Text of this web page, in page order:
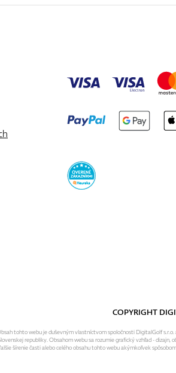
COPYRIGHT
tohto webu je duševným vlastníctvom spoločnosti DigitalGolf
republiky. Obsahom webu sa rozumie grafický vzhľad -
šírenie časti alebo celého obsahu tohto webu akýmkoľvek